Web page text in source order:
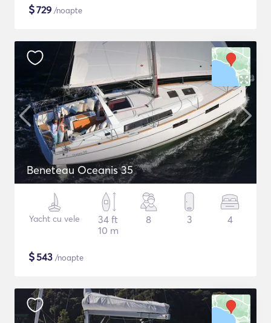
$729 /noapte
Beneteau Oceanis 35
Yacht cu vele
34 ft
10 m
8 3 4
$543 /noapte